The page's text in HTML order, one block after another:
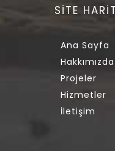
SİTE
Ana Sayfa
Hakkımızda
Projeler
Hizmetler
İletişim